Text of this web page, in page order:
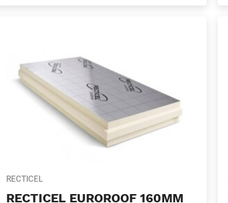
RECTICEL
RECTICEL EUROROOF 160MM